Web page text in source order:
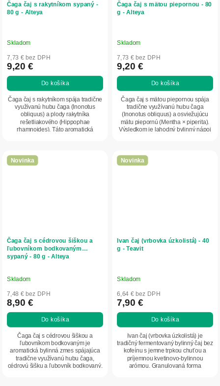
Čaga čaj s rakytníkom sypaný -
80 g - Alteya
Skladom
7,73 € bez DPH
9,20 €
Do košíka
Čaga čaj s rakytníkom spája tradične
využívanú hubu čaga (Inonotus
obliquus) a plody rakytníka
rešetliakového (Hippophae
rhamnoides). Táto aromatická
Čaga čaj s mätou piepornou - 80
g - Alteya
Skladom
7,73 € bez DPH
9,20 €
Do košíka
Čaga čaj s mätou piepornou spája
tradične využívanú hubu čaga
(Inonotus obliquus) a osviežujúcu
mätu piepornú (Mentha × piperita).
Výsledkom je lahodný bylinný nápoj
Novinka
Čaga čaj s cédrovou šiškou a
ľubovníkom bodkovaným
sypaný - 80 g - Alteya
Skladom
7,48 € bez DPH
8,90 €
Do košíka
Čaga čaj s cédrovou šiškou a
ľubovníkom bodkovaným je
aromatická bylinná zmes spájajúca
tradične využívanú hubu čaga,
cédrovú šišku a ľubovník bodkovaný.
Novinka
Ivan čaj (vrbovka úzkolistá) - 40
g - Teavit
Skladom
6,64 € bez DPH
7,90 €
Do košíka
Ivan čaj (vrbovka úzkolistá) je
tradičný fermentovaný bylinný čaj bez
kofeínu s jemne trpkou chuťou a
príjemnou kvetinovo-bylinnou
arómou. Granulovaná forma